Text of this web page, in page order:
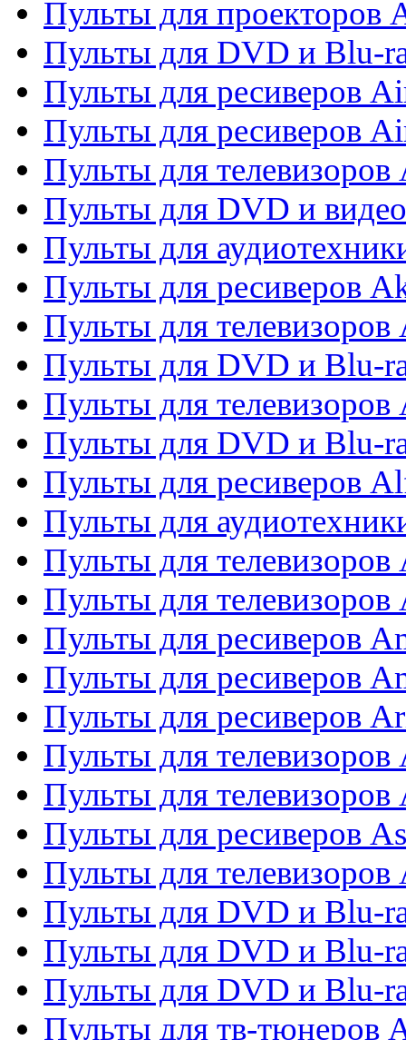
Пульты для проекторов
Пульты для DVD и Blu-
Пульты для ресиверов
Пульты для ресиверов
Пульты для телевизоров
Пульты для DVD и
Пульты для
Пульты для ресиверов
Пульты для телевизоров
Пульты для DVD и Blu-
Пульты для
Пульты для DVD и Blu-
Пульты для ресиверов
Пульты для
Пульты для
Пульты для
Пульты для ресиверов
Пульты для ресиверов
Пульты для ресиверов
Пульты для
Пульты для телевизоров
Пульты для ресиверов
Пульты для телевизоров
Пульты для DVD и Blu-
Пульты для DVD и Blu-
Пульты для DVD и Blu-
Пульты для тв-тюнеров